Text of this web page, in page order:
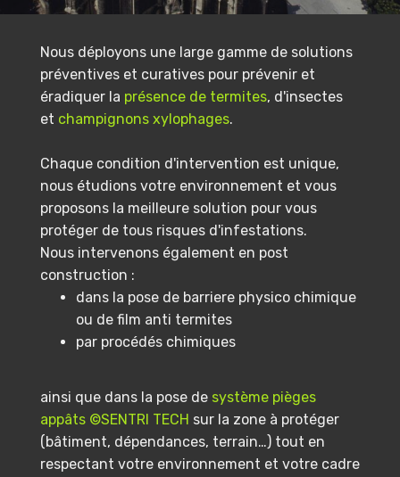
Nous déployons une large gamme de solutions
préventives et curatives pour prévenir et
éradiquer la présence de termites, d'insectes
et champignons xylophages.
Chaque condition d'intervention est unique,
nous étudions votre environnement et vous
proposons la meilleure solution pour vous
protéger de tous risques d'infestations.
Nous intervenons également en post
construction :
dans la pose de barriere physico chimique
ou de film anti termites
par procédés chimiques
ainsi que dans la pose de système pièges
appâts ©SENTRI TECH sur la zone à protéger
(bâtiment, dépendances, terrain…) tout en
respectant votre environnement et votre cadre